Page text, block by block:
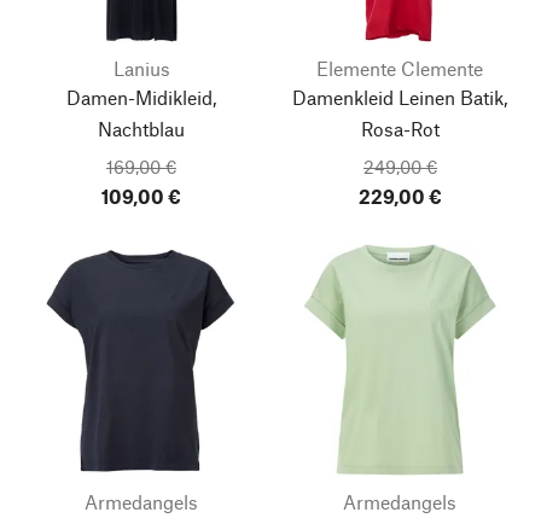
Lanius
Damen-Midikleid,
Nachtblau
169,00 €
109,00 €
Elemente Clemente
Damenkleid Leinen Batik,
Rosa-Rot
249,00 €
229,00 €
Armedangels
Armedangels